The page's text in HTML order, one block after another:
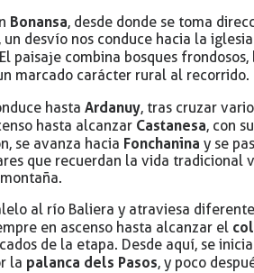
Bonansa, desde donde se toma
un desvío nos conduce hacia la
paisaje combina bosques
marcado carácter rural al recorrido.
hastaArdanuy, tras cruzar
hasta alcanzar Castanesa, con
se avanza hacia Fonchanina y se
que recuerdan la vida tradicional
al río Baliera y atraviesa
en ascenso hasta alcanzar el
de la etapa. Desde aquí, se
la palanca dels Pasos, y poco